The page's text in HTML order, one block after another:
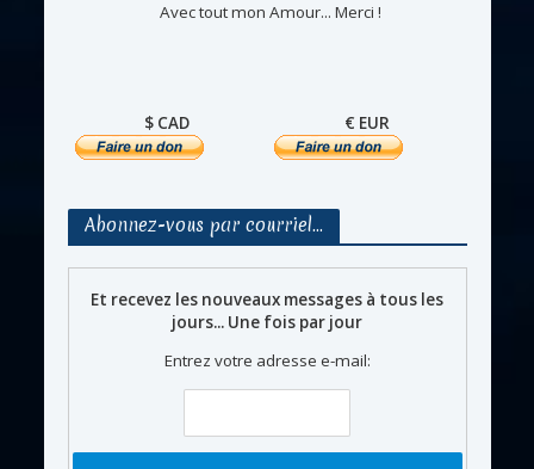
Avec tout mon Amour... Merci !
$ CAD € EUR
Abonnez-vous par courriel…
Et recevez les nouveaux messages à tous les
jours... Une fois par jour
Entrez votre adresse e-mail: